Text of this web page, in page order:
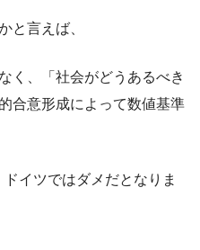
と言えば、
く、「社会がどうあるべき
合意形成によって数値基準
イツではダメだとなりま